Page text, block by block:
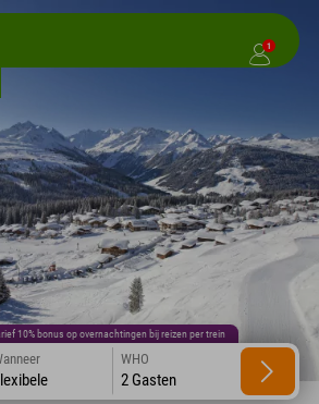
1
10% bonus op overnachtingen bij reizen per trein
WHO
2 Gasten